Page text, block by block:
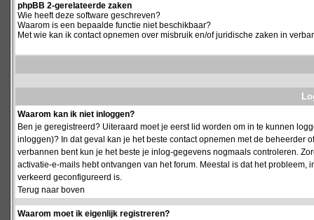
phpBB 2-gerelateerde zaken
Wie heeft deze software geschreven?
Waarom is een bepaalde functie niet beschikbaar?
Met wie kan ik contact opnemen over misbruik en/of juridische zaken in
Waarom kan ik niet inloggen?
Ben je geregistreerd? Uiteraard moet je eerst lid worden om in te kunnen
inloggen)? In dat geval kan je het beste contact opnemen met de beheerder
verbannen bent kun je het beste je inlog-gegevens nogmaals controleren.
activatie-e-mails hebt ontvangen van het forum. Meestal is dat het
verkeerd geconfigureerd is.
Terug naar boven
Waarom moet ik eigenlijk registreren?